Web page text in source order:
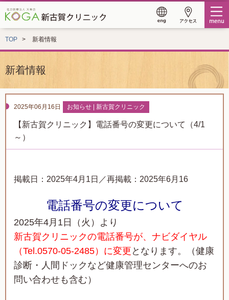
TOP 新着情報
新着情報
2025年06月16日 お知らせ | 新古賀クリニック
【新古賀クリニック】電話番号の変更について（4/1
～）
掲載日：2025年4月1日／再掲載：2025年6月16
電話番号の変更について
2025年4月1日（火）より
新古賀クリニックの電話番号が、 ナビダイヤル
（Tel.0570-05-2485）に変更 となります。（健康
診断・人間ドックなど健康管理センターへのお
問い合わせも含む）